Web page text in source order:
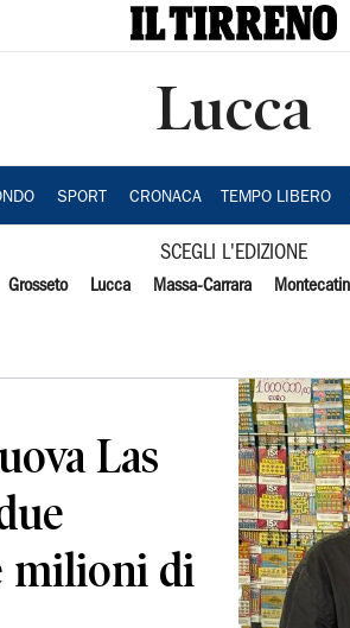
Lucca
SPORT CRONACA TEMPO LIBERO
SCEGLI L'EDIZIONE
Grosseto Lucca Massa-Carrara
Las
milioni di